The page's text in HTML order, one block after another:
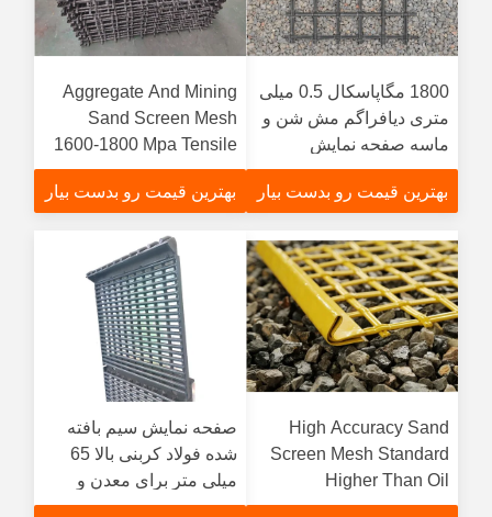
1800 مگاپاسکال 0.5 میلی
متری دیافراگم مش شن و
ماسه صفحه نمایش
بهترین قیمت رو بدست بیار
Aggregate And Mining
Sand Screen Mesh
1600-1800 Mpa Tensile
Stregth
بهترین قیمت رو بدست بیار
High Accuracy Sand
Screen Mesh Standard
Higher Than Oil
Tempered Screening
صفحه نمایش سیم بافته
شده فولاد کربنی بالا 65
میلی متر برای معدن و
سنگ کل